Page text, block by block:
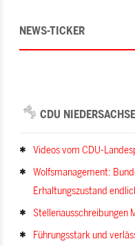
NEWS-TICKER
CDU
Videos vom CDU-
Wolfsmanagement:
Erhaltungszustand
Stellenausschreibungen
Führungsstark und